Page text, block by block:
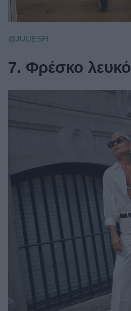
@JULIESFI
7. Φρέσκο λευκό